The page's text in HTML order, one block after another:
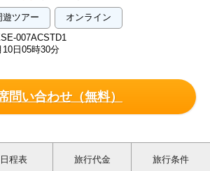
遊ツアー
オンライン
007ACSTD1
日05時30分
問い合わせ（無料）
日程表 旅行代金 旅行条件